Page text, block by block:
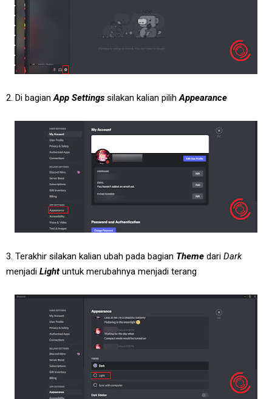
2. Di bagian App Settings silakan kalian pilihAppearance
3. Terakhir silakan kalian ubah pada bagian Theme dari Dark
menjadi Lightuntuk merubahnya menjadi terang